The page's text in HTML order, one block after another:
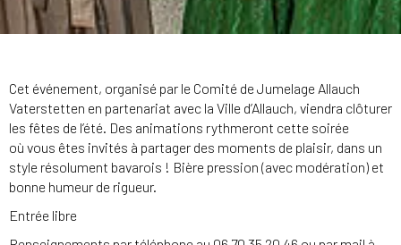
Cet événement, organisé par le Comité de Jumelage Allauch
Vaterstetten en partenariat avec la Ville d’Allauch, viendra clôturer
les fêtes de l’été. Des animations rythmeront cette soirée
où vous êtes invités à partager des moments de plaisir, dans un
style résolument bavarois ! Bière pression (avec modération) et
bonne humeur de rigueur.
Entrée libre